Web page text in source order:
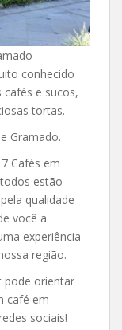
conhecido
e sucos,
tortas.
Gramado.
Cafés em
estão
qualidade
você a
experiência
região.
pode orientar
café em
sociais!